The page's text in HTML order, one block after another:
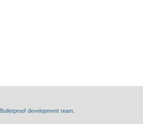
Bulletproof development team